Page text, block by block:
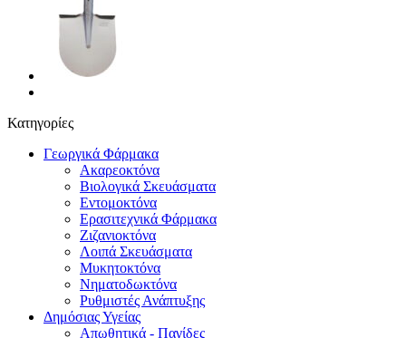
Κατηγορίες
Γεωργικά Φάρμακα
Ακαρεοκτόνα
Βιολογικά Σκευάσματα
Εντομοκτόνα
Ερασιτεχνικά Φάρμακα
Ζιζανιοκτόνα
Λοιπά Σκευάσματα
Μυκητοκτόνα
Νηματοδωκτόνα
Ρυθμιστές Ανάπτυξης
Δημόσιας Υγείας
Απωθητικά - Παγίδες